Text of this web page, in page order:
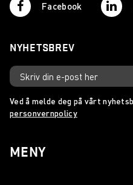
Facebook
NYHETSBREV
Ved å melde deg på vårt
personvernpolicy
MENY